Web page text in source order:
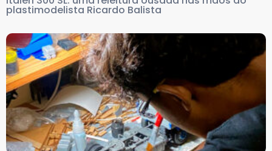
plastimodelista Ricardo Balista